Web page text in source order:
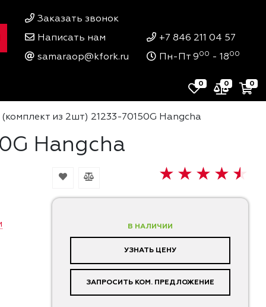
Заказать звонок
Написать нам
samaraop@kfork.ru
+7 846 211 04 57
Пн-Пт 900 - 1800
0 0 0
из 2шт) 21233-70150G Hangcha
Hangcha
В НАЛИЧИИ
УЗНАТЬ ЦЕНУ
ЗАПРОСИТЬ КОМ. ПРЕДЛОЖЕНИЕ